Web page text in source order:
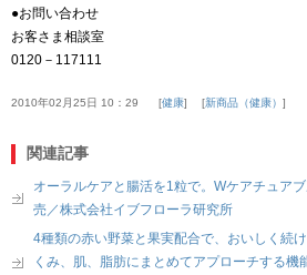
●お問い合わせ
お客さま相談室
0120－117111
2010年02月25日 10：29 健康 新商品（健康）
関連記事
オーラルケアと腸活を1粒で。Wケアチュア
売／株式会社イブフローラ研究所
4種類の赤い野菜と果実配合で、おいしく続
くみ、肌、脂肪にまとめてアプローチする機